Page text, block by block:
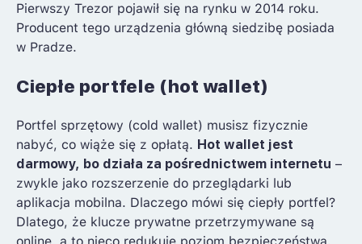
Pierwszy Trezor pojawił się na rynku w 2014 roku.
Producent tego urządzenia główną siedzibę posiada
w Pradze.
Ciepłe portfele (hot wallet)
Portfel sprzętowy (cold wallet) musisz fizycznie
nabyć, co wiąże się z opłatą. Hot wallet jest
darmowy, bo działa za pośrednictwem internetu –
zwykle jako rozszerzenie do przeglądarki lub
aplikacja mobilna. Dlaczego mówi się ciepły portfel?
Dlatego, że klucze prywatne przetrzymywane są